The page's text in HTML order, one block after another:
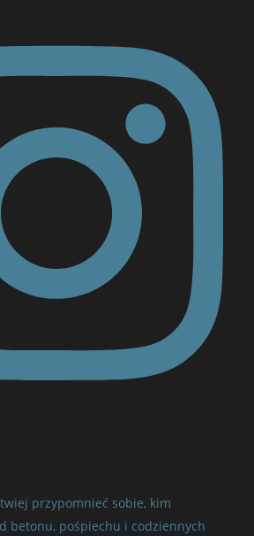
przypomnieć sobie, kim
betonu, pośpiechu i codziennych